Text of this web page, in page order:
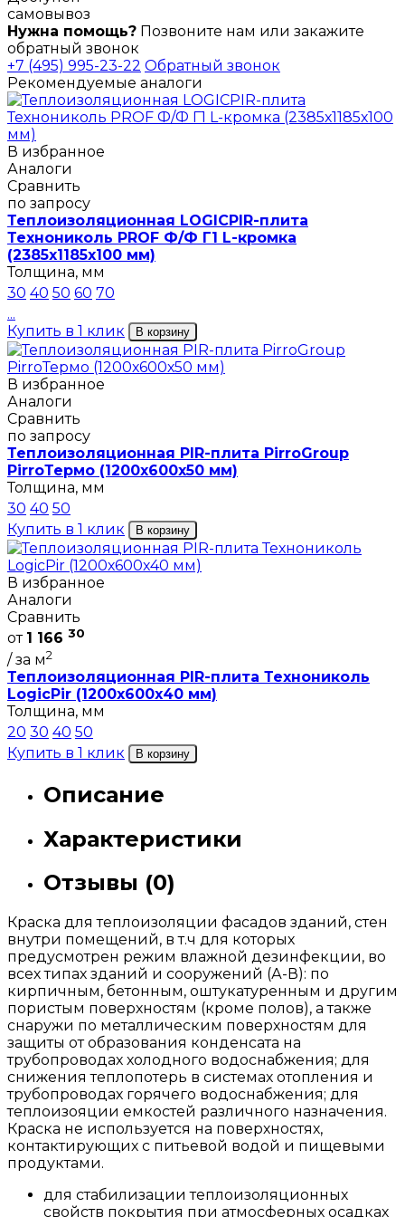
самовывоз
Нужна помощь? Позвоните нам или закажите
обратный звонок
+7 (495) 995-23-22 Обратный звонок
Рекомендуемые аналоги
В избранное
Аналоги
Сравнить
по запросу
Теплоизоляционная LOGICPIR-плита
Технониколь PROF Ф/Ф Г1 L-кромка
(2385х1185х100 мм)
Толщина, мм
30 40 50 60 70
...
Купить в 1 клик
В корзину
В избранное
Аналоги
Сравнить
по запросу
Теплоизоляционная PIR-плита PirroGroup
PirroТермо (1200х600х50 мм)
Толщина, мм
30 40 50
Купить в 1 клик
В корзину
В избранное
Аналоги
Сравнить
от 1 166 30
/ за м2
Теплоизоляционная PIR-плита Технониколь
LogicPir (1200х600х40 мм)
Толщина, мм
20 30 40 50
Купить в 1 клик
В корзину
Описание
Характеристики
Отзывы (0)
Краска для теплоизоляции фасадов зданий, стен
внутри помещений, в т.ч для которых
предусмотрен режим влажной дезинфекции, во
всех типах зданий и сооружений (А-В): по
кирпичным, бетонным, оштукатуренным и другим
пористым поверхностям (кроме полов), а также
снаружи по металлическим поверхностям для
защиты от образования конденсата на
трубопроводах холодного водоснабжения; для
снижения теплопотерь в системах отопления и
трубопроводах горячего водоснабжения; для
теплоизояции емкостей различного назначения.
Краска не используется на поверхностях,
контактирующих с питьевой водой и пищевыми
продуктами.
для стабилизации теплоизоляционных
свойств покрытия при атмосферных осадках